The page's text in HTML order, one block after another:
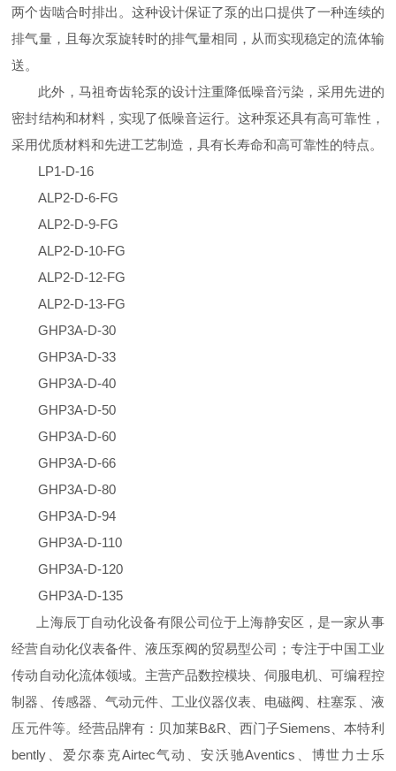
两个齿啮合时排出。这种设计保证了泵的出口提供了一种连续的
排气量，且每次泵旋转时的排气量相同，从而实现稳定的流体输
送‌。
此外，马祖奇齿轮泵的设计注重降低噪音污染，采用先进的
密封结构和材料，实现了低噪音运行。这种泵还具有高可靠性，
采用优质材料和先进工艺制造，具有长寿命和高可靠性的特点‌。
LP1-D-16
ALP2-D-6-FG
ALP2-D-9-FG
ALP2-D-10-FG
ALP2-D-12-FG
ALP2-D-13-FG
GHP3A-D-30
GHP3A-D-33
GHP3A-D-40
GHP3A-D-50
GHP3A-D-60
GHP3A-D-66
GHP3A-D-80
GHP3A-D-94
GHP3A-D-110
GHP3A-D-120
GHP3A-D-135
上海辰丁自动化设备有限公司位于上海静安区，是一家从事
经营自动化仪表备件、液压泵阀的贸易型公司；专注于中国工业
传动自动化流体领域。主营产品数控模块、伺服电机、可编程控
制器、传感器、气动元件、工业仪器仪表、电磁阀、柱塞泵、液
压元件等。经营品牌有：贝加莱B&R、西门子Siemens、本特利
bently、爱尔泰克Airtec气动、安沃驰Aventics、博世力士乐